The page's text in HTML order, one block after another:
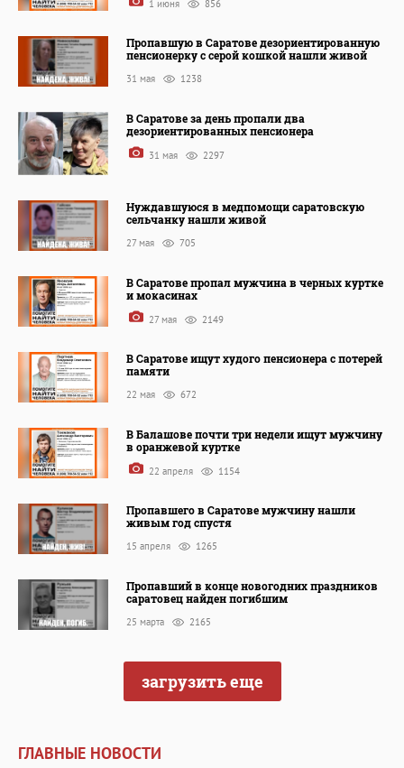
1 июня 856
Пропавшую в Саратове дезориентированную
пенсионерку с серой кошкой нашли живой
31 мая 1238
В Саратове за день пропали два
дезориентированных пенсионера
31 мая 2297
Нуждавшуюся в медпомощи саратовскую
сельчанку нашли живой
27 мая 705
В Саратове пропал мужчина в черных куртке
и мокасинах
27 мая 2149
В Саратове ищут худого пенсионера с потерей
памяти
22 мая 672
В Балашове почти три недели ищут мужчину
в оранжевой куртке
22 апреля 1154
Пропавшего в Саратове мужчину нашли
живым год спустя
15 апреля 1265
Пропавший в конце новогодних праздников
саратовец найден погибшим
25 марта 2165
загрузить еще
ГЛАВНЫЕ НОВОСТИ